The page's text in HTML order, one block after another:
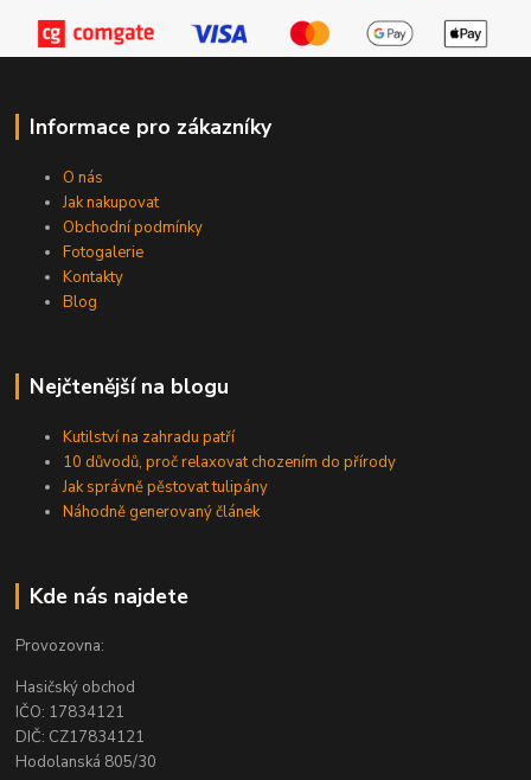
Informace pro zákazníky
O nás
Jak nakupovat
Obchodní podmínky
Fotogalerie
Kontakty
Blog
Nejčtenější na blogu
Kutilství na zahradu patří
10 důvodů, proč relaxovat chozením do přírody
Jak správně pěstovat tulipány
Náhodně generovaný článek
Kde nás najdete
Provozovna:
Hasičský obchod
IČO: 17834121
DIČ: CZ17834121
Hodolanská 805/30